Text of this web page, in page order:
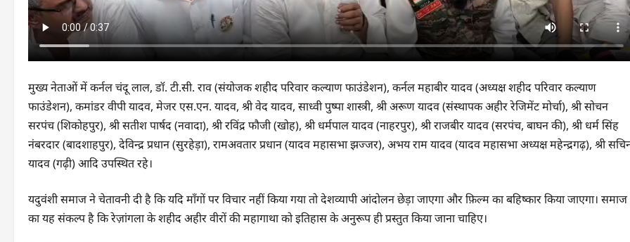
मुख्‍य नेताओं में कर्नल चंदू लाल, डॉ. टी.सी. राव (संयोजक शहीद परिवार कल्‍याण फाउंडेशन), कर्नल महाबीर यादव (अध्‍यक्ष शहीद परिवार कल्‍याण
फाउंडेशन), कमांडर वीपी यादव, मेजर एस.एन. यादव, श्री वेद यादव, साध्‍वी पुष्‍पा शास्‍त्री, श्री अरूण यादव (संस्‍थापक अ‍हीर रेजिमेंट मोर्चा), श्री सोचन
सरपंच (शिकोहपुर), श्री सतीश पार्षद (नवादा), श्री रविंद्र फौजी (खोह), श्री धर्मपाल यादव (नाहरपुर), श्री राजबीर यादव (सरपंच, बाघन की), श्री धर्म सिंह
नंबरदार (बादशाहपुर), देविन्‍द्र प्रधान (सुरहेड़ा), रामअवतार प्रधान (यादव महासभा झज्‍जर), अभय राम यादव (यादव महासभा अध्‍यक्ष महेन्‍द्रगढ़), श्री
यादव (गढ़ी) आदि उपस्थित रहे।
यदुवंशी समाज ने चेतावनी दी है कि यदि माँगों पर विचार नहीं किया गया तो देशव्यापी आंदोलन छेड़ा जाएगा और फ़िल्म का बहिष्कार किया जाएगा। समाज
का यह संकल्प है कि रेज़ांगला के शहीद अहीर वीरों की महागाथा को इतिहास के अनुरूप ही प्रस्तुत किया जाना चाहिए।